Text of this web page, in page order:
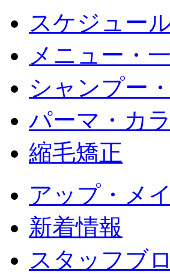
スケジュー
メニュー・
シャンプー
パーマ・カ
縮毛矯正
アップ・メ
新着情報
スタッフブ